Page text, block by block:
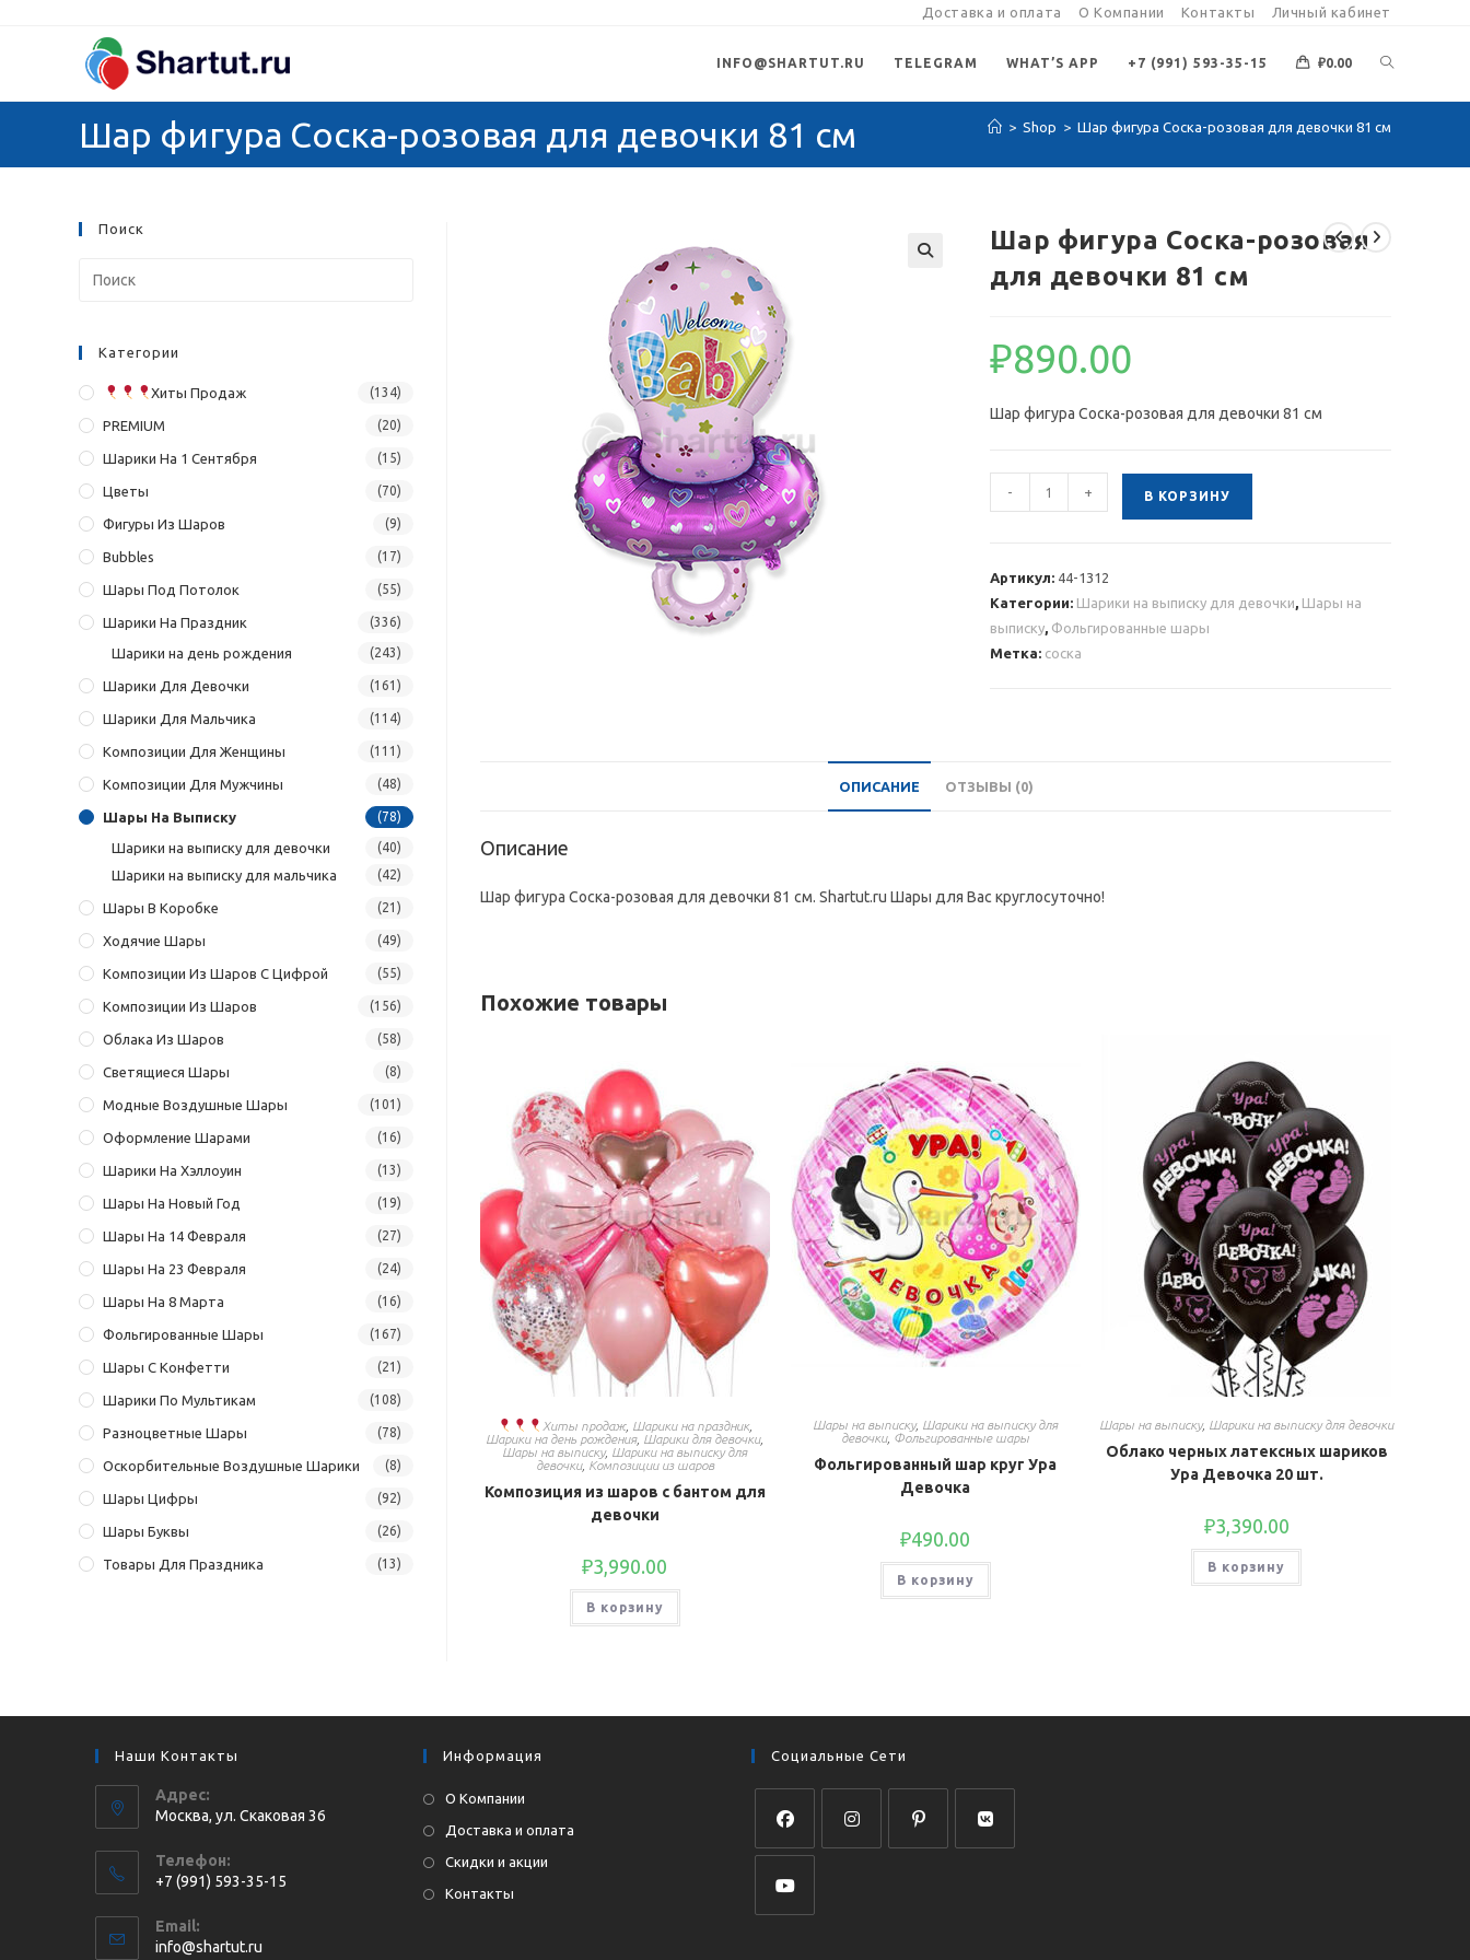
содержимому
Доставка и оплата О Компании Контакты Личный кабинет
INFO@SHARTUT.RU TELEGRAM WHAT’S APP +7 (991) 593-35-15 ₽0.00
ПОИСК
Шар фигура Соска-розовая для девочки 81 см > Shop > Шар фигура Соска-розовая для девочки 81 см
Шар фигура Соска-розовая
для девочки 81 см
₽890.00
Шар фигура Соска-розовая для девочки 81 см
Количество
товара
для
- + В КОРЗИНУ
Артикул: 44-1312
Категории: Шарики на выписку для девочки, Шары на
выписку, Фольгированные шары
Метка: соска
ОПИСАНИЕ ОТЗЫВЫ (0)
Описание
Шар фигура Соска-розовая для девочки 81 см. Shartut.ru Шары для Вас круглосуточно!
Похожие товары
Хиты продаж, Шарики на праздник,
Шарики на день рождения, Шарики для девочки,
Шары на выписку, Шарики на выписку для
девочки, Композиции из шаров
Композиция из шаров с бантом для
девочки
₽3,990.00
В корзину
Шары на выписку, Шарики на выписку для
девочки, Фольгированные шары
Фольгированный шар круг Ура
Девочка
₽490.00
В корзину
Шары на выписку, Шарики на выписку для девочки
Облако черных латексных шариков
Ура Девочка 20 шт.
₽3,390.00
В корзину
Поиск
Категории
Хиты Продаж (134)
PREMIUM (20)
Шарики На 1 Сентября (15)
Цветы (70)
Фигуры Из Шаров (9)
Bubbles (17)
Шары Под Потолок (55)
Шарики На Праздник (336)
Шарики на день рождения (243)
Шарики Для Девочки (161)
Шарики Для Мальчика (114)
Композиции Для Женщины (111)
Композиции Для Мужчины (48)
Шары На Выписку (78)
Шарики на выписку для девочки (40)
Шарики на выписку для мальчика (42)
Шары В Коробке (21)
Ходячие Шары (49)
Композиции Из Шаров С Цифрой (55)
Композиции Из Шаров (156)
Облака Из Шаров (58)
Светящиеся Шары (8)
Модные Воздушные Шары (101)
Оформление Шарами (16)
Шарики На Хэллоуин (13)
Шары На Новый Год (19)
Шары На 14 Февраля (27)
Шары На 23 Февраля (24)
Шары На 8 Марта (16)
Фольгированные Шары (167)
Шары С Конфетти (21)
Шарики По Мультикам (108)
Разноцветные Шары (78)
Оскорбительные Воздушные Шарики (8)
Шары Цифры (92)
Шары Буквы (26)
Товары Для Праздника (13)
Наши Контакты
Адрес:
Москва, ул. Cкаковая 36
Телефон:
+7 (991) 593-35-15
в
Email:
info@shartut.ru
Информация
О Компании
Доставка и оплата
Скидки и акции
Контакты
Социальные Сети
Откроется
новой